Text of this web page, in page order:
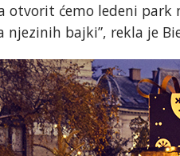
otvorit ćemo ledeni park
njezinih bajki”, rekla je